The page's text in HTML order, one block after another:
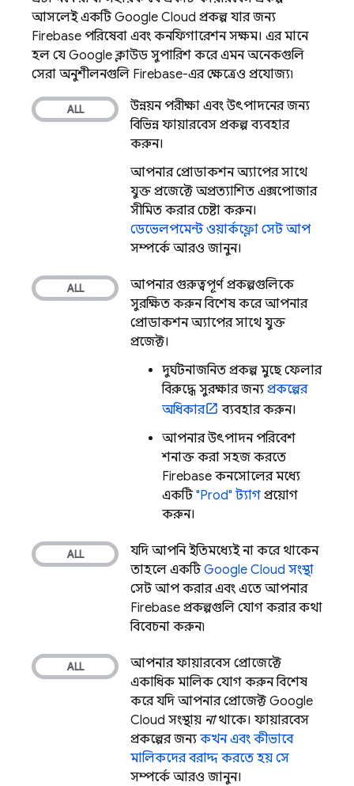
আসলেই একটিGoogle Cloud প্রকল্প যার জন্য
Firebase পরিষেবা এবং কনফিগারেশন সক্ষম। এর মানে
হল যে Google ক্লাউড সুপারিশ করে এমন অনেকগুলি
সেরা অনুশীলনগুলি Firebase-এর ক্ষেত্রেও প্রযোজ্য৷
উন্নয়ন, পরীক্ষা এবং উৎপাদনের জন্য
বিভিন্ন ফায়ারবেস প্রকল্প ব্যবহার
করুন।
আপনার প্রোডাকশন অ্যাপের সাথে
যুক্ত প্রজেক্টে অপ্রত্যাশিত এক্সপোজার
সীমিত করার চেষ্টা করুন।
ডেভেলপমেন্ট ওয়ার্কফ্লো সেট আপ
সম্পর্কে আরও জানুন।
আপনার গুরুত্বপূর্ণ প্রকল্পগুলিকে
সুরক্ষিত করুন, বিশেষ করে আপনার
প্রোডাকশন অ্যাপের সাথে যুক্ত
প্রজেক্ট।
দুর্ঘটনাজনিত প্রকল্প মুছে ফেলার
বিরুদ্ধে সুরক্ষার জন্য প্রকল্পের
অধিকার
ব্যবহার করুন।
আপনার উৎপাদন পরিবেশ
শনাক্ত করা সহজ করতে
Firebase কনসোলের মধ্যে
একটি"Prod" ট্যাগ প্রয়োগ
করুন।
যদি আপনি ইতিমধ্যেই না করে থাকেন,
তাহলে একটিGoogle Cloud সংস্থা
সেট আপ করার এবং এতে আপনার
Firebase প্রকল্পগুলি যোগ করার কথা
বিবেচনা করুন৷
আপনার ফায়ারবেস প্রোজেক্টে
একাধিক মালিক যোগ করুন, বিশেষ
করে যদি আপনার প্রোজেক্ট Google
Cloud সংস্থায় নাথাকে। ফায়ারবেস
প্রকল্পের জন্য কখন এবং কীভাবে
মালিকদের বরাদ্দ করতে হয় সে
সম্পর্কে আরও জানুন।